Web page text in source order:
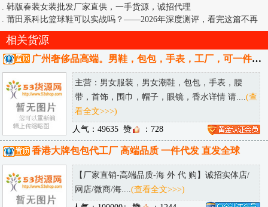
.韩版春装女装批发厂家直供，一手货源，诚招代理
.莆田系科比篮球鞋可以实战吗？——2026年深度测评，看完这篇不再
相关货源
广州奢侈品高端。男鞋，包包，手表，工厂，可一件代发，可发送全国。
主营：男女服装，男女潮鞋，包包，手表，腰
带，首饰，围巾，帽子，眼镜，香水详情 请....(查
看全文>>>)
人气：49635 赞 ：728
香港大牌包包代工厂 高端品质 一件代发 直发全球
【厂家直销-高端品质-海 外 代 购】诚招实体店/
网店/微商/海....(查看全文>>>)